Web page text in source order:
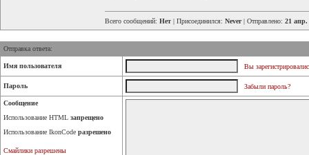
Всего сообщений: Нет | Присоединился: Never| Отправлено: 21 апр.
Отправка ответа:
Имя пользователя Вы
Пароль Забыли пароль?
Сообщение
Использование HTML запрещено
Использование IkonCode разрешено
Смайлики разрешены